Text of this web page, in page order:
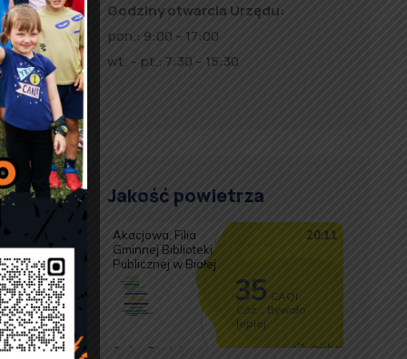
Godziny otwarcia Urzędu:
pon.: 9:00 – 17:00
wt. – pt.: 7:30 – 15:30
Jakość powietrza